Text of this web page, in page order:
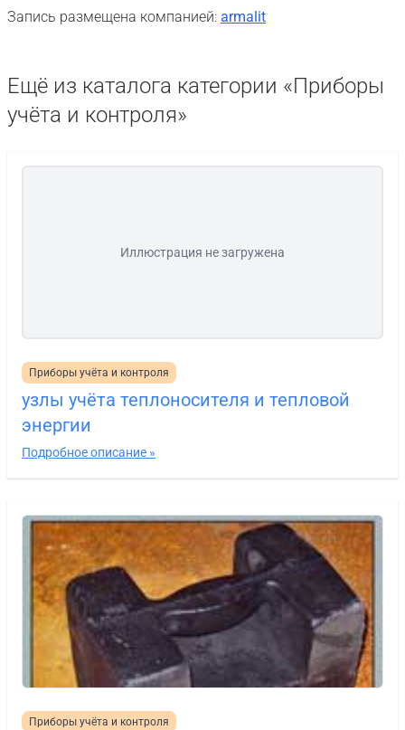
Запись размещена компанией: armalit
Ещё из каталога категории «Приборы
учёта и контроля»
Иллюстрация не загружена
Приборы учёта и контроля
узлы учёта теплоносителя и тепловой
энергии
Подробное описание »
Приборы учёта и контроля